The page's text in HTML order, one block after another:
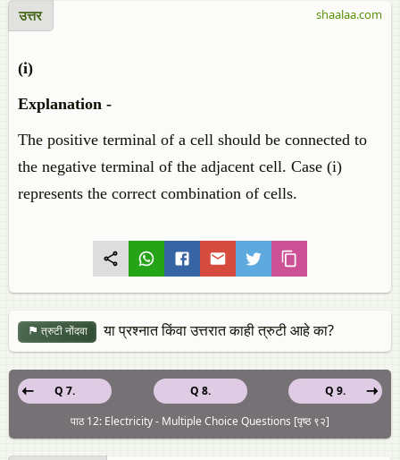
उत्तर
(i)
Explanation -
The positive terminal of a cell should be connected to
the negative terminal of the adjacent cell. Case (i)
represents the correct combination of cells.
shaalaa.com
त्रुटी नोंदवा या प्रश्नात किंवा उत्तरात काही त्रुटी आहे का?
Q 8.
Q 7.
Q 9.
पाठ 12: Electricity - Multiple Choice Questions [पृष्ठ ९२]